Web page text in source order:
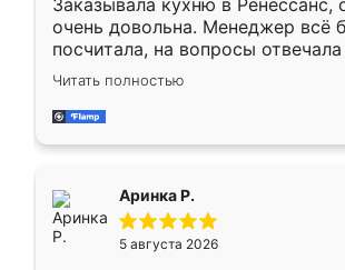
Заказывала кухню в Ренессанс,
очень довольна. Менеджер всё
посчитала, на вопросы отвечала
Замерщик приехал в субботу,
делу со всей
за день, ребята работали
Читать полностью
Аринка Р.
5 августа 2026